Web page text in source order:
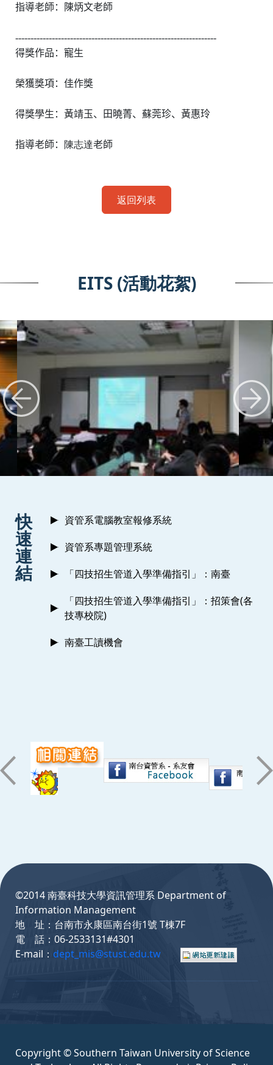
指導老師：陳炳文老師
------------------------------------------------------------------
得獎作品：寵生
榮獲獎項：佳作獎
得獎學生：黃靖玉、田曉菁、蘇莞珍、黃惠玲
指導老師： 陳志達老師
返回列表
EITS (活動花絮)
快
速
連
結
資管系電腦教室報修系統
資管系專題管理系統
「四技招生管道入學準備指引」：南臺
「四技招生管道入學準備指引」：招策會(各
技專校院)
南臺工讀機會
©2014 南臺科技大學資訊管理系 Department of
Information Management
地 址：台南市永康區南台街1號 T棟7F
電 話：06-2533131#4301
E-mail： dept_mis@stust.edu.tw
Copyright © Southern Taiwan University of Science